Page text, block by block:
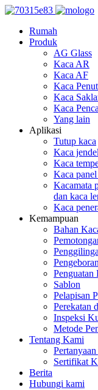
Rumah
Produk
AG Glass
Kaca AR
Kaca AF
Kaca
Kaca
Kaca
Yang lain
Aplikasi
Tutup kaca
Kaca
Kaca
Kaca
Kacamata
dan kaca
Kaca
Kemampuan
Bahan
Penguatan
Sablon
Pelapisan
Perekatan
Inspeksi
Metode
Tentang Kami
Sertifikat
Berita
Hubungi kami